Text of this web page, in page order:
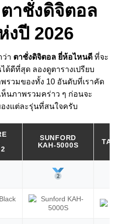
าชั่งดิจิตอล
ปี 2026
ว่า ตาชั่งดิจิตอล ยี่ห้อไหนดี ที่จะ
ดีที่สุด ลองดูตารางเปรียบ
รวมของทั้ง 10 อันดับที่เราคัด
ห็นภาพรวมคร่าว ๆ ก่อนจะ
งแต่ละรุ่นที่สนใจครับ
SUNFORD
KAH-5000S